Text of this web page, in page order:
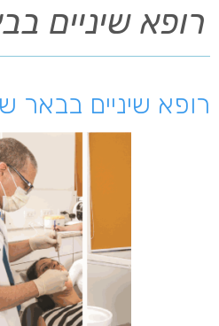
רופא שיניים
רופא שיניים בבאר